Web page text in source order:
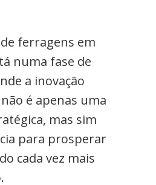
ferragens em
numa fase de
a inovação
é apenas uma
mas sim
para prosperar
cada vez mais